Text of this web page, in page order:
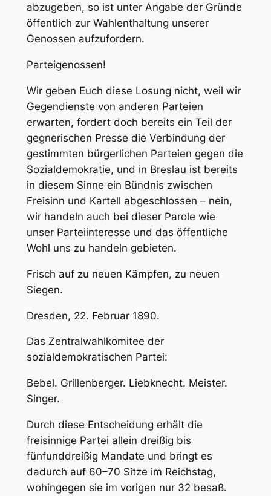
abzugeben, so ist unter Angabe der Gründe
öffentlich zur Wahlenthaltung unserer
Genossen aufzufordern.
Parteigenossen!
Wir geben Euch diese Losung nicht, weil wir
Gegendienste von anderen Parteien
erwarten, fordert doch bereits ein Teil der
gegnerischen Presse die Verbindung der
gestimmten bürgerlichen Parteien gegen die
Sozialdemokratie, und in Breslau ist bereits
in diesem Sinne ein Bündnis zwischen
Freisinn und Kartell abgeschlossen – nein,
wir handeln auch bei dieser Parole wie
unser Parteiinteresse und das öffentliche
Wohl uns zu handeln gebieten.
Frisch auf zu neuen Kämpfen, zu neuen
Siegen.
Dresden, 22. Februar 1890.
Das Zentralwahlkomitee der
sozialdemokratischen Partei:
Bebel. Grillenberger. Liebknecht. Meister.
Singer.
Durch diese Entscheidung erhält die
freisinnige Partei allein dreißig bis
fünfunddreißig Mandate und bringt es
dadurch auf 60–70 Sitze im Reichstag,
wohingegen sie im vorigen nur 32 besaß.